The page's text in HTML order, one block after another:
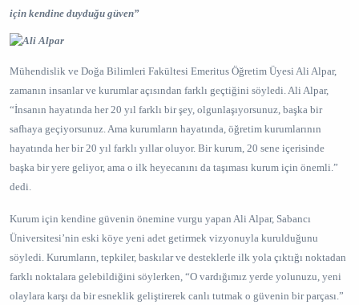
için kendine duyduğu güven”
Mühendislik ve Doğa Bilimleri Fakültesi Emeritus Öğretim Üyesi Ali Alpar,
zamanın insanlar ve kurumlar açısından farklı geçtiğini söyledi. Ali Alpar,
“İnsanın hayatında her 20 yıl farklı bir şey, olgunlaşıyorsunuz, başka bir
safhaya geçiyorsunuz. Ama kurumların hayatında, öğretim kurumlarının
hayatında her bir 20 yıl farklı yıllar oluyor. Bir kurum, 20 sene içerisinde
başka bir yere geliyor, ama o ilk heyecanını da taşıması kurum için önemli.”
dedi.
Kurum için kendine güvenin önemine vurgu yapan Ali Alpar, Sabancı
Üniversitesi’nin eski köye yeni adet getirmek vizyonuyla kurulduğunu
söyledi. Kurumların, tepkiler, baskılar ve desteklerle ilk yola çıktığı noktadan
farklı noktalara gelebildiğini söylerken, “O vardığımız yerde yolunuzu, yeni
olaylara karşı da bir esneklik geliştirerek canlı tutmak o güvenin bir parçası.”